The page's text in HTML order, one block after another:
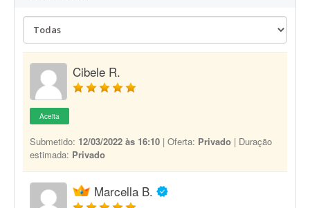
Cibele R.
Aceita
Submetido: 12/03/2022 às 16:10 | Oferta: Privado | Duração
estimada: Privado
Marcella B.